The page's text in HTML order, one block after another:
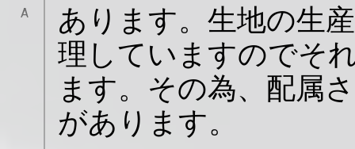
A
あります。生地の生
理していますのでそ
ます。その為、配属
があります。